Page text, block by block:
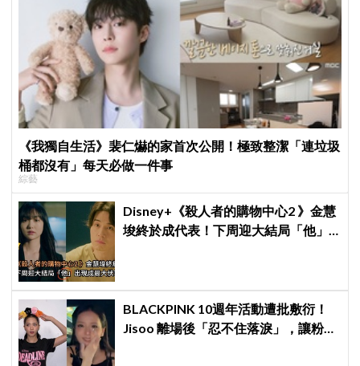
《我獨自生活》裴仁爀的家首次公開！極致整潔「連垃圾
桶都沒有」每天必做一件事
綜藝
Disney+《殺人者的購物中心2 》金慧
埈終於成代表！下周迎大結局「他」
BLACKPINK 10週年活動遭批敷衍！
Jisoo 離場後「忍不住落淚」，讓粉絲